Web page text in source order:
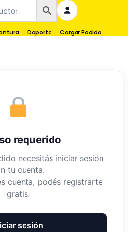
Deporte Cargar Pedido
requerido
necesitás iniciar sesión
tu cuenta.
cuenta, podés registrarte
gratis.
sesión